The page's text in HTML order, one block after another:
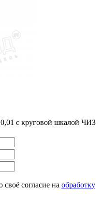
с круговой шкалой ЧИЗ
согласие на обработку